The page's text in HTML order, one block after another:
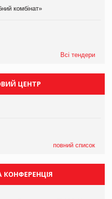
комбінат»
Всі тендери
ЦЕНТР
повний список